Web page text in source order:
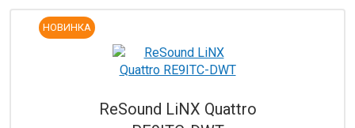
НОВИНКА
ReSound LiNX Quattro